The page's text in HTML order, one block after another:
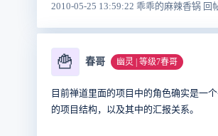
2010-05-25 13:59:22 乖乖的麻辣香锅 回
🍟 春哥 幽灵 | 等级7春哥
目前禅道里面的项目中的角色确实是一
的项目结构，以及其中的汇报关系。